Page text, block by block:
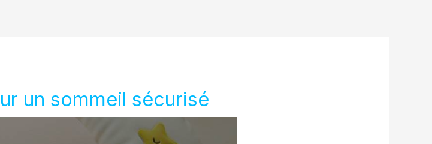
un sommeil sécurisé